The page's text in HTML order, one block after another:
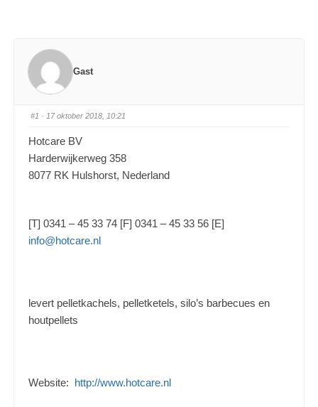
Gast
#1 · 17 oktober 2018, 10:21
Hotcare BV
Harderwijkerweg 358
8077 RK Hulshorst, Nederland
[T] 0341 – 45 33 74 [F] 0341 – 45 33 56 [E]
info@hotcare.nl
levert pelletkachels, pelletketels, silo’s barbecues en
houtpellets
Website: http://www.hotcare.nl